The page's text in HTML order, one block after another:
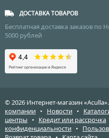
ДОСТАВКА ТОВАРОВ
Бесплатная доставка заказов
5000 рублей
© 2026 Интернет-магазин
компании • Новости •
центры • Кредит или рассрочка
конфиденциальности •